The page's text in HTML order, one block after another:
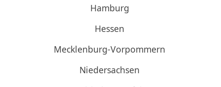
Hamburg
Hessen
Mecklenburg-Vorpommern
Niedersachsen